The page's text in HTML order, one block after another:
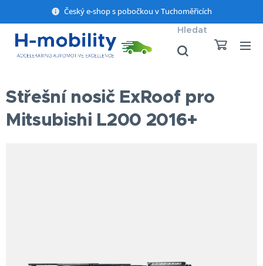
Český e-shop s pobočkou v Tuchoměřicích
Hledat
Střešní nosič ExRoof pro
Mitsubishi L200 2016+